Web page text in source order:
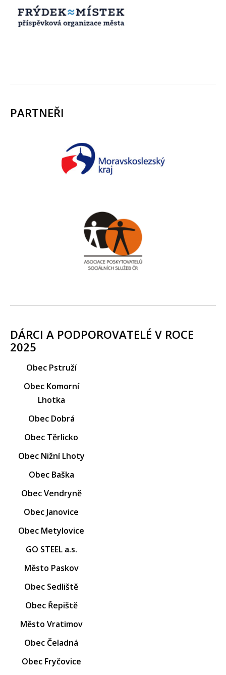
PARTNEŘI
DÁRCI A PODPOROVATELÉ V ROCE
2025
Obec Pstruží
Obec Komorní
Lhotka
Obec Dobrá
Obec Těrlicko
Obec Nižní Lhoty
Obec Baška
Obec Vendryně
Obec Janovice
Obec Metylovice
GO STEEL a.s.
Město Paskov
Obec Sedliště
Obec Řepiště
Město Vratimov
Obec Čeladná
Obec Fryčovice